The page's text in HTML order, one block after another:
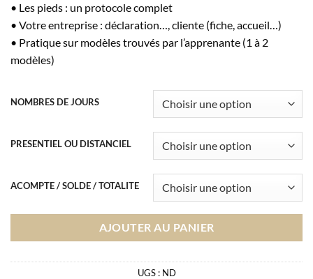
• Les pieds : un protocole complet
• Votre entreprise : déclaration…, cliente (fiche, accueil…)
• Pratique sur modèles trouvés par l’apprenante (1 à 2
modèles)
NOMBRES DE JOURS
PRESENTIEL OU DISTANCIEL
ACOMPTE / SOLDE / TOTALITE
AJOUTER AU PANIER
UGS : ND